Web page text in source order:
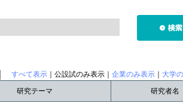
すべて表示 ｜公設試のみ表示｜ 企業のみ表示
大学
研究テーマ 研究者名